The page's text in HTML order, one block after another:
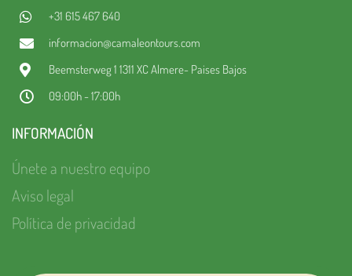
+31 615 467 640
informacion@camaleontours.com
Beemsterweg 1 1311 XC Almere- Paises Bajos
09:00h - 17:00h
INFORMACIÓN
Únete a nuestro equipo
Aviso legal
Política de privacidad